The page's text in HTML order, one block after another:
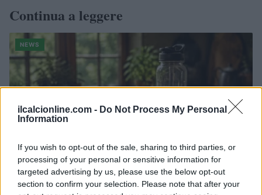
ilcalcionline.com - Do Not Process My Personal
Information
If you wish to opt-out of the sale, sharing to third parties, or
processing of your personal or sensitive information for
targeted advertising by us, please use the below opt-out
section to confirm your selection. Please note that after your
Continua a leggere
NEWS